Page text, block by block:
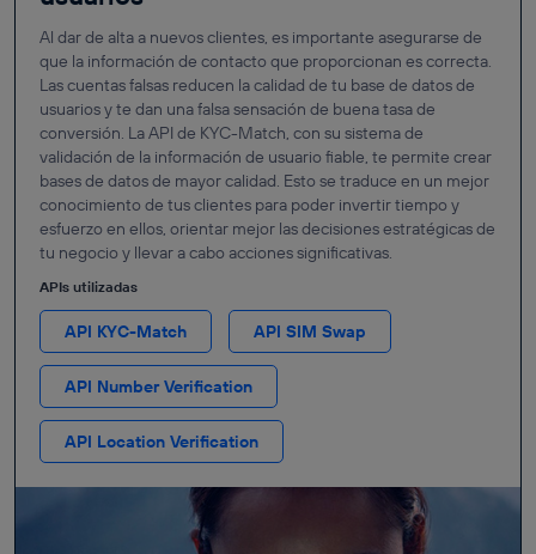
Al dar de alta a nuevos clientes, es importante asegurarse de
que la información de contacto que proporcionan es correcta.
Las cuentas falsas reducen la calidad de tu base de datos de
usuarios y te dan una falsa sensación de buena tasa de
conversión. La API de KYC-Match, con su sistema de
validación de la información de usuario fiable, te permite crear
bases de datos de mayor calidad. Esto se traduce en un mejor
conocimiento de tus clientes para poder invertir tiempo y
esfuerzo en ellos, orientar mejor las decisiones estratégicas de
tu negocio y llevar a cabo acciones significativas.
APIs utilizadas
API KYC-Match API SIM Swap
API Number Verification
API Location Verification